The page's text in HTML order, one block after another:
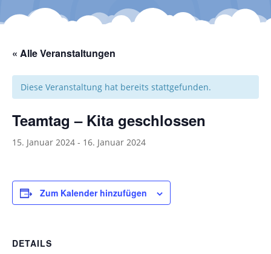
« Alle Veranstaltungen
Diese Veranstaltung hat bereits stattgefunden.
Teamtag – Kita geschlossen
15. Januar 2024 - 16. Januar 2024
Zum Kalender hinzufügen
DETAILS